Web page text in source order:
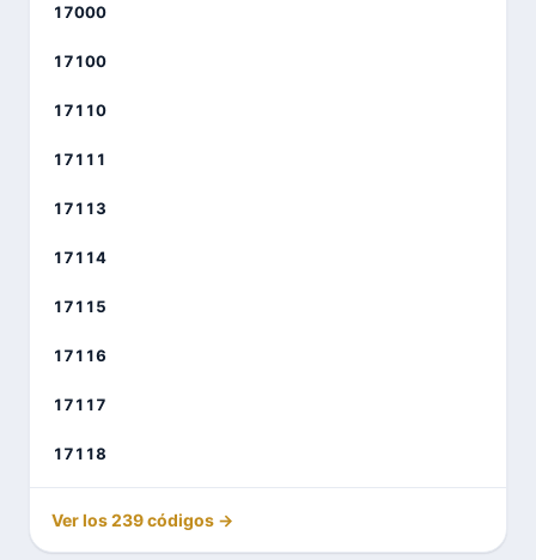
17000
17100
17110
17111
17113
17114
17115
17116
17117
17118
Ver los 239 códigos →